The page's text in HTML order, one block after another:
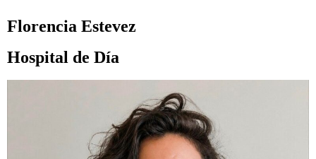
Florencia Estevez
Hospital de Día